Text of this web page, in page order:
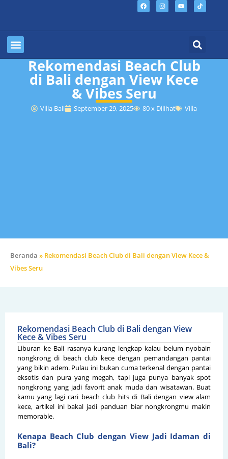
Rekomendasi Beach Club
di Bali dengan View Kece
& Vibes Seru
Villa Bali September 29, 2025 80 x Dilihat Villa
Beranda » Rekomendasi Beach Club di Bali dengan View Kece &
Vibes Seru
Rekomendasi Beach Club di Bali dengan View
Kece & Vibes Seru
Liburan ke Bali rasanya kurang lengkap kalau belum nyobain
nongkrong di beach club kece dengan pemandangan pantai
yang bikin adem. Pulau ini bukan cuma terkenal dengan pantai
eksotis dan pura yang megah, tapi juga punya banyak spot
nongkrong yang jadi favorit anak muda dan wisatawan. Buat
kamu yang lagi cari beach club hits di Bali dengan view alam
kece, artikel ini bakal jadi panduan biar nongkrongmu makin
memorable.
Kenapa Beach Club dengan View Jadi Idaman di
Bali?